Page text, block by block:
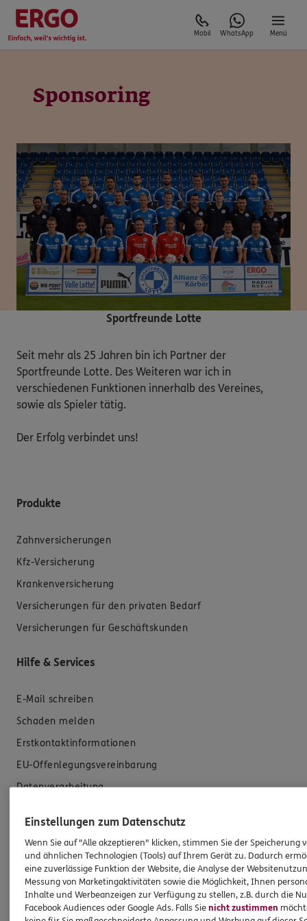
Mobil WhatsApp Menü
Sponsoring
Sportfreunde Lotte
Seit mehr als 25 Jahren bin ich Partner der
Sportfreunde Lotte. Des Weiteren war ich in
verschiedenen Funktionen innerhalb des Vereines,
sowie als Spieler tätig.
Der Erfolg verbindet uns!
Produkte
Zahnversicherungen
Kfz-Versicherung
Krankenversicherung
Versicherungen für den privaten Bedarf
Versicherungen für Geschäftskunden
Hilfe & Services
E-Mail schreiben
Schaden melden
Erstkontaktinformationen
EU-Offenlegungsvereinbarung
Datenverarbeitung
Das könnte Sie auch interessieren
Unsere Agentur
Standorte
Sponsoring
Einstellungen zum Datenschutz
Wenn Sie auf "Alle akzeptieren" klicken, stimmen Sie der Speicherung
und ähnlichen Technologien (Tools) auf Ihrem Gerät zu. Dadurch
eine zuverlässige Funktion der Website, die Analyse der
Messung von Marketingaktivitäten sowie die Möglichkeit, Ihnen
Inhalte und Werbeanzeigen zur Verfügung zu stellen, z.B. durch die
Facebook Audiences oder Google Ads. Falls Sienicht zustimmen